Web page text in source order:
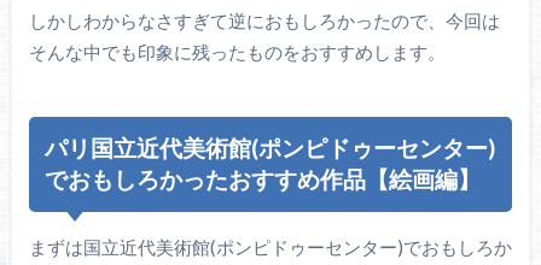
しかしわからなさすぎて逆におもしろかったので、今回は
そんな中でも印象に残ったものをおすすめします。
パリ国立近代美術館(ポンピドゥーセンター)
でおもしろかったおすすめ作品【絵画編】
まずは国立近代美術館(ポンピドゥーセンター)でおもしろか